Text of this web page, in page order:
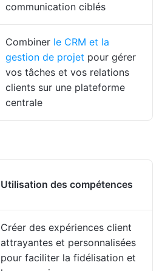
communication ciblés
Combiner le CRM et la
gestion de projet pour gérer
vos tâches et vos relations
clients sur une plateforme
centrale
Utilisation des compétences
Créer des expériences client
attrayantes et personnalisées
pour faciliter la fidélisation et